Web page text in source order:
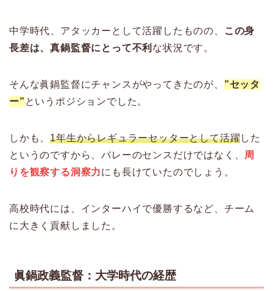
中学時代、アタッカーとして活躍したものの、
この身
長差は、真鍋監督にとって不利 な状況です。
そんな眞鍋監督にチャンスがやってきたのが、 ”セッタ
ー” というポジションでした。
しかも、1年生からレギュラーセッターとして活躍した
というのですから、バレーのセンスだけではなく、 周
りを観察する洞察力にも長けていたのでしょう。
高校時代には、インターハイで優勝するなど、チーム
に大きく貢献しました。
眞鍋政義監督：大学時代の経歴